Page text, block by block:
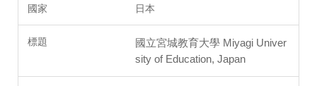
日本
國立宮城教育大學 Miyagi Univer
sity of Education, Japan